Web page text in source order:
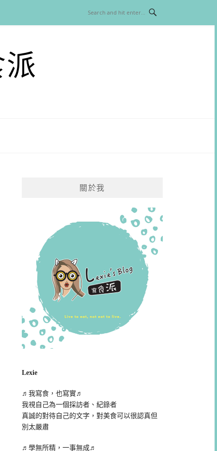
關於我
Lexie
♬我寫食，也寫實♬
我視自己為一個採訪者、紀錄者
真誠的對待自己的文字，對美食可以很認真但
別太嚴肅
♬學無所精，一事無成♬